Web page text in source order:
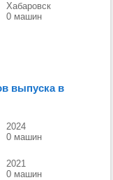
Хабаровск
0 машин
выпуска в
2024
0 машин
2021
0 машин